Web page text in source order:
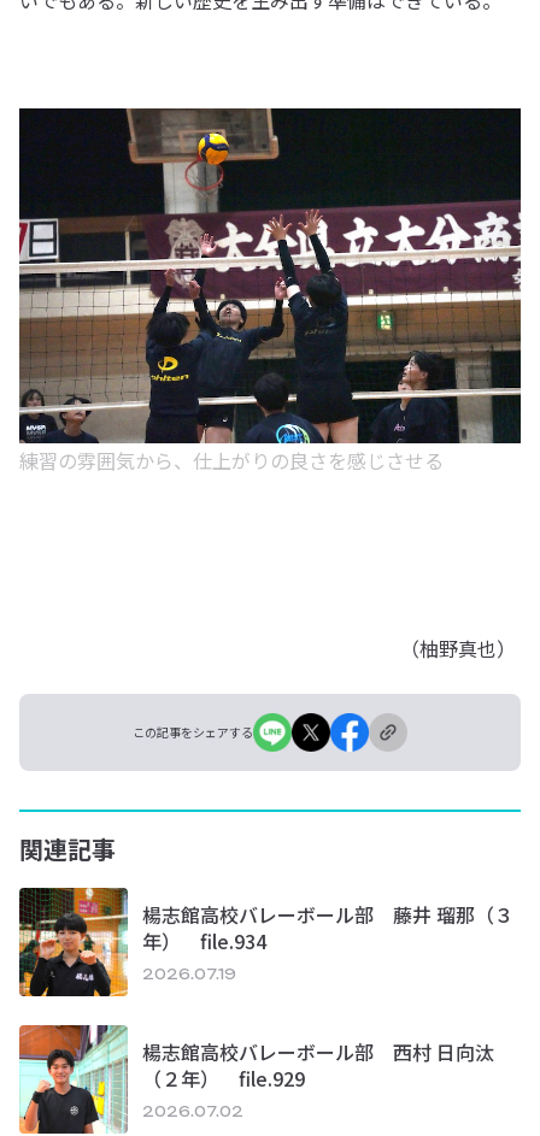
練習の雰囲気から、仕上がりの良さを感じさせる
（柚野真也）
この記事をシェアする
関連記事
楊志館高校バレーボール部 藤井 瑠那（３
年） file.934
2026.07.19
楊志館高校バレーボール部 西村 日向汰
（２年） file.929
2026.07.02